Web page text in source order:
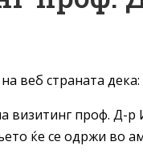
веб страната дека:
визитинг проф.
ќе се одржи во